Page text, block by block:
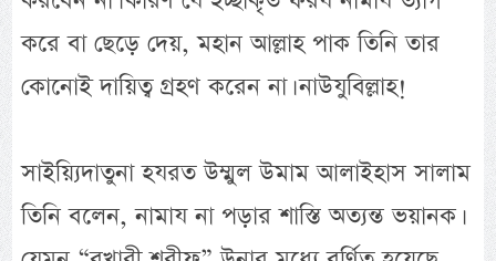
করে বা ছেড়ে দেয়, মহান আল্লাহ পাক তিনি তার
কোনোই দায়িত্ব গ্রহণ করেন না। নাউযুবিল্লাহ!
সাইয়্যিদাতুনা হযরত উম্মুল উমাম আলাইহাস সালাম
তিনি বলেন, নামায না পড়ার শাস্তি অত্যন্ত ভয়ানক।